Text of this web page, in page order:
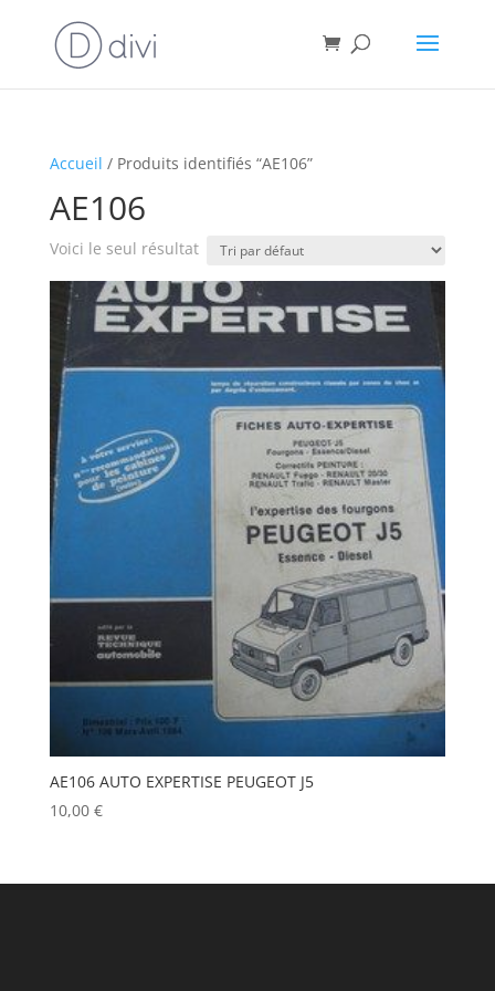
Accueil / Produits identifiés “AE106”
AE106
Voici le seul résultat
AE106 AUTO EXPERTISE PEUGEOT J5
10,00 €